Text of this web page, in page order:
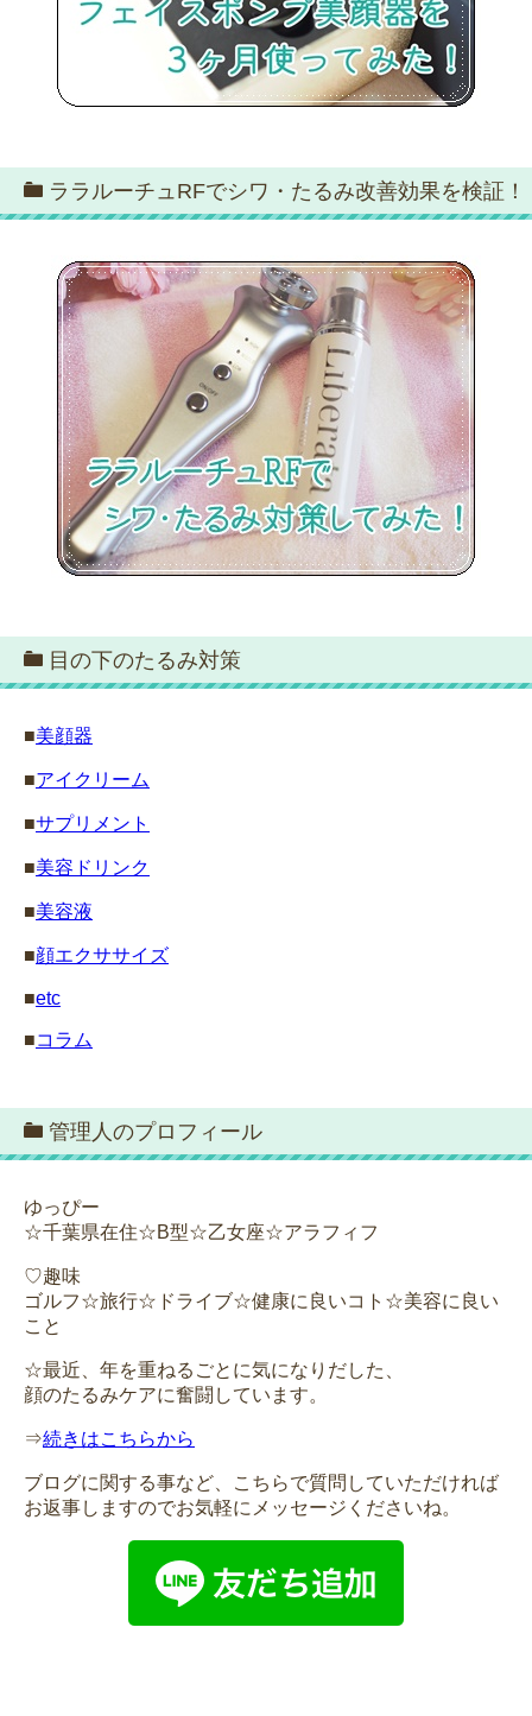
ララルーチュRFでシワ・たるみ改善効果を検証！
目の下のたるみ対策
■美顔器
■アイクリーム
■サプリメント
■美容ドリンク
■美容液
■顔エクササイズ
■etc
■コラム
管理人のプロフィール
ゆっぴー
☆千葉県在住☆B型☆乙女座☆アラフィフ
♡趣味
ゴルフ☆旅行☆ドライブ☆健康に良いコト☆美容に良い
こと
☆最近、年を重ねるごとに気になりだした、
顔のたるみケアに奮闘しています。
⇒続きはこちらから
ブログに関する事など、こちらで質問していただければ
お返事しますのでお気軽にメッセージくださいね。